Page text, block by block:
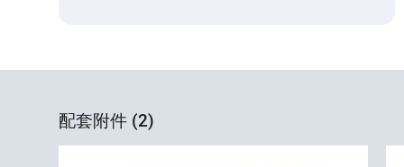
配套附件 (2)